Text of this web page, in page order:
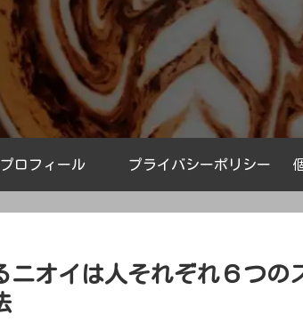
プロフィール プライバシーポリシー
ニオイは人それぞれ６つの